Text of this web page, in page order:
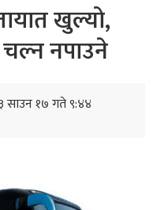
खुल्यो,
चल्न नपाउने
साउन १७ गते ९:४४